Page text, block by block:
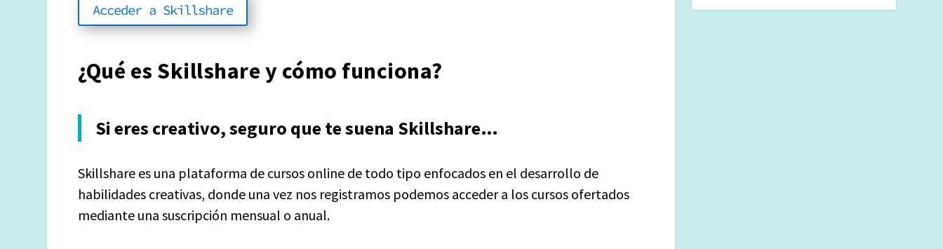
Acceder a Skillshare
¿Qué es Skillshare y cómo funciona?
Si eres creativo, seguro que te suena Skillshare…
Skillshare es una plataforma de cursos online de todo tipo enfocados en el desarrollo de
habilidades creativas, donde una vez nos registramos podemos acceder a los cursos ofertados
mediante una suscripción mensual o anual.